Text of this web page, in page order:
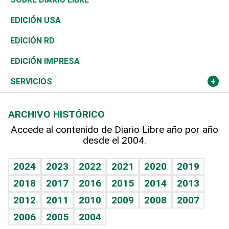
Reportajes
África
Ocenanía
Caribe
Resto del mundo
Vivienda
Telecom.
Global y variable
Economía personal
Buena Vida
Sociales
Novedades
Podcast Arte Libre
Hablando con el pediatra
Vida y familia
Eñe
Celebrando la vida
Sin complejos
Ciclismo
Tenis
Olimpismo
Más deportes
Línea de hit
TBT Deportivo
En Directo
El Espía
Noticiero Poteleche
Columnistas
Más firmas
Tecnología
Historia
Martes de tecnología
Cambio climático
Economía
Revista
Deportes
Opinión
Hecho en casa
Guía del dinero
EDICIÓN USA
EDICIÓN RD
EDICIÓN IMPRESA
SERVICIOS
Cumpleaños
Horóscopos
Crucigramas
ARCHIVO HISTÓRICO
Accede al contenido de Diario Libre año por año
desde el 2004.
2024 2023 2022 2021 2020
2019
2018
2017 2016 2015 2014
2013
2012
2011 2010 2009 2008
2007
2006
2005 2004